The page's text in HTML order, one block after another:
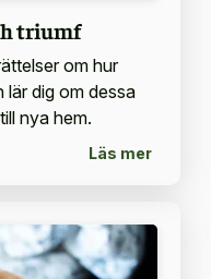
triumf
om hur
lär dig om dessa
nya hem.
Läs mer